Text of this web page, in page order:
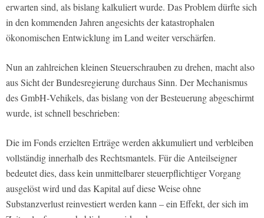
erwarten sind, als bislang kalkuliert wurde. Das Problem dürfte sich
in den kommenden Jahren angesichts der katastrophalen
ökonomischen Entwicklung im Land weiter verschärfen.
Nun an zahlreichen kleinen Steuerschrauben zu drehen, macht also
aus Sicht der Bundesregierung durchaus Sinn. Der Mechanismus
des GmbH‑Vehikels, das bislang von der Besteuerung abgeschirmt
wurde, ist schnell beschrieben:
Die im Fonds erzielten Erträge werden akkumuliert und verbleiben
vollständig innerhalb des Rechtsmantels. Für die Anteilseigner
bedeutet dies, dass kein unmittelbarer steuerpflichtiger Vorgang
ausgelöst wird und das Kapital auf diese Weise ohne
Substanzverlust reinvestiert werden kann – ein Effekt, der sich im